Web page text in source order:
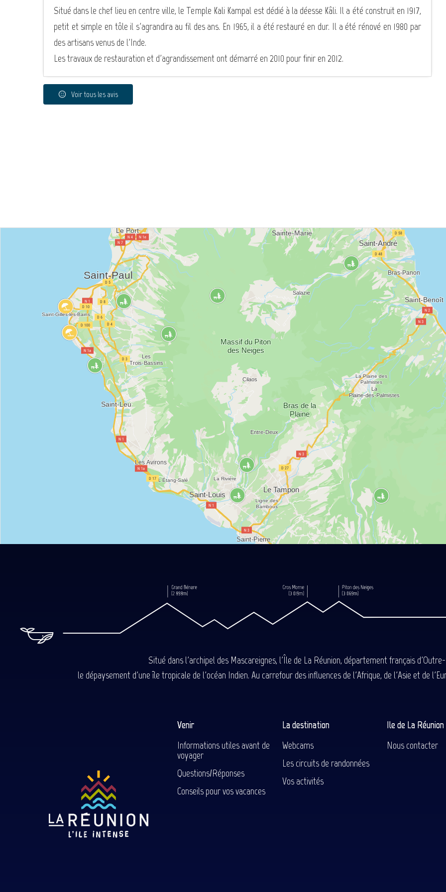
Situé dans le chef lieu en centre ville, le Temple Kali Kampal est dédié à la déesse Kâli. Il a été construit en 1917,
petit et simple en tôle il s'agrandira au fil des ans. En 1965, il a été restauré en dur. Il a été rénové en 1980 par
des artisans venus de l'Inde.
Les travaux de restauration et d'agrandissement ont démarré en 2010 pour finir en 2012.
Voir tous les avis
Situé dans l'archipel des Mascareignes, l'Île de La Réunion, département français
le dépaysement d'une île tropicale de l'océan Indien. Au carrefour des influences de l'Afrique, de l'Asie et de
Venir
Informations utiles avant de
voyager
Questions/Réponses
Conseils pour vos vacances
La destination
Webcams
Les circuits de randonnées
Vos activités
Ile de La
Nous contacter